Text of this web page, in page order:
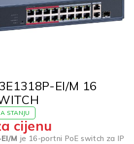
EI/M 16
STANJU
cijenu
M je 16-portni PoE switch za IP